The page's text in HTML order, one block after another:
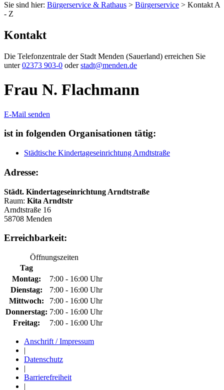
Sie sind hier: Bürgerservice & Rathaus > Bürgerservice > Kontakt A
- Z
Kontakt
Die Telefonzentrale der Stadt Menden (Sauerland) erreichen Sie
unter02373 903-0 oderstadt@menden.de
Frau N. Flachmann
E-Mail senden
ist in folgenden Organisationen tätig:
Städtische Kindertageseinrichtung Arndtstraße
Adresse:
Städt. Kindertageseinrichtung Arndtstraße
Raum: Kita Arndtstr
Arndtstraße 16
58708 Menden
Erreichbarkeit:
Öffnungszeiten
Tag
Montag:
7:00 - 16:00 Uhr
Dienstag:
7:00 - 16:00 Uhr
Mittwoch:
7:00 - 16:00 Uhr
Donnerstag: 7:00 - 16:00 Uhr
Freitag:
7:00 - 16:00 Uhr
Anschrift / Impressum
|
Datenschutz
|
Barrierefreiheit
|